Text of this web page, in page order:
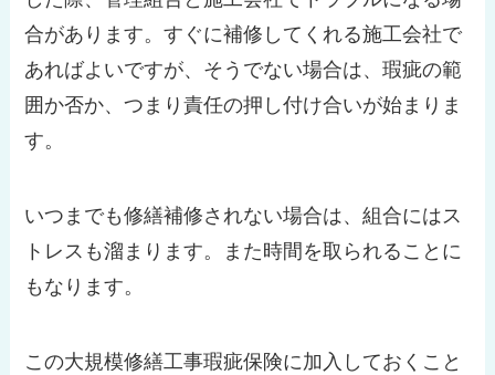
合があります。すぐに補修してくれる施工会社で
あればよいですが、そうでない場合は、瑕疵の範
囲か否か、つまり責任の押し付け合いが始まりま
す。
いつまでも修繕補修されない場合は、組合にはス
トレスも溜まります。また時間を取られることに
もなります。
この大規模修繕工事瑕疵保険に加入しておくこと